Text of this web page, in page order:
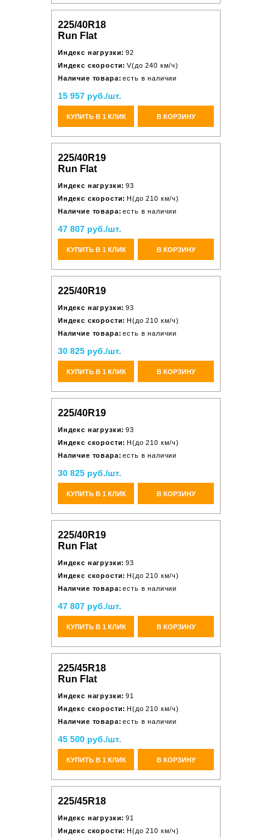
225/40R18
Run Flat
Индекс нагрузки: 92
Индекс скорости: V(до 240 км/ч)
Наличие товара: есть в наличии
15 957 руб./шт.
КУПИТЬ В 1 КЛИК В КОРЗИНУ
225/40R19
Run Flat
Индекс нагрузки: 93
Индекс скорости: H(до 210 км/ч)
Наличие товара: есть в наличии
47 807 руб./шт.
КУПИТЬ В 1 КЛИК В КОРЗИНУ
225/40R19
Индекс нагрузки: 93
Индекс скорости: H(до 210 км/ч)
Наличие товара: есть в наличии
30 825 руб./шт.
КУПИТЬ В 1 КЛИК В КОРЗИНУ
225/40R19
Индекс нагрузки: 93
Индекс скорости: H(до 210 км/ч)
Наличие товара: есть в наличии
30 825 руб./шт.
КУПИТЬ В 1 КЛИК В КОРЗИНУ
225/40R19
Run Flat
Индекс нагрузки: 93
Индекс скорости: H(до 210 км/ч)
Наличие товара: есть в наличии
47 807 руб./шт.
КУПИТЬ В 1 КЛИК В КОРЗИНУ
225/45R18
Run Flat
Индекс нагрузки: 91
Индекс скорости: H(до 210 км/ч)
Наличие товара: есть в наличии
45 500 руб./шт.
КУПИТЬ В 1 КЛИК В КОРЗИНУ
225/45R18
Индекс нагрузки: 91
Индекс скорости: H(до 210 км/ч)